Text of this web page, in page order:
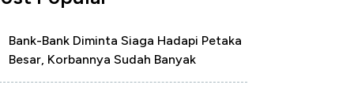
Bank-Bank Diminta Siaga Hadapi Petaka
Besar, Korbannya Sudah Banyak